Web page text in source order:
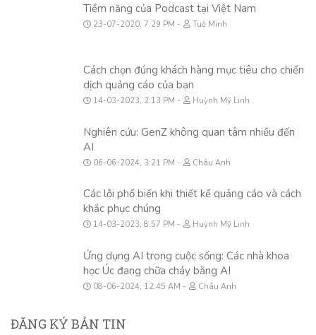
Tiềm năng của Podcast tại Việt Nam
23-07-2020, 7:29 PM Tuệ Minh
Cách chọn đúng khách hàng mục tiêu cho chiến
dịch quảng cáo của bạn
14-03-2023, 2:13 PM Huỳnh Mỹ Linh
Nghiên cứu: GenZ không quan tâm nhiều đến
AI
06-06-2024, 3:21 PM Châu Anh
Các lỗi phổ biến khi thiết kế quảng cáo và cách
khắc phục chúng
14-03-2023, 8:57 PM Huỳnh Mỹ Linh
Ứng dụng AI trong cuộc sống: Các nhà khoa
học Úc đang chữa cháy bằng AI
08-06-2024, 12:45 AM Châu Anh
ĐĂNG KÝ BẢN TIN